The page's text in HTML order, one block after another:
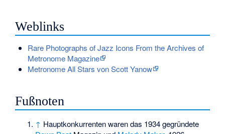
Weblinks
Rare Photographs of Jazz Icons From the Archives of
Metronome Magazine
Metronome All Stars von Scott Yanow
Fußnoten
↑ Hauptkonkurrenten waren das 1934 gegründete